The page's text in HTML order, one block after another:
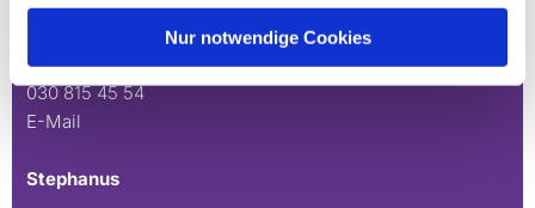
Nur notwendige Cookies
Andréezeile 21-23
030 815 45 54
E-Mail
Stephanus